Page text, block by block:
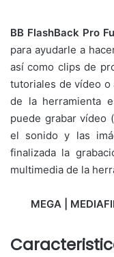
BB FlashBack Pro
para ayudarle a
así como clips de
tutoriales de vídeo o
de la herramienta
puede grabar vídeo
el sonido y las
finalizada la
multimedia de la
MEGA |